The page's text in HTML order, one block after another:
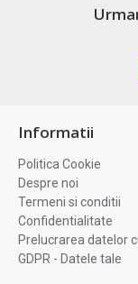
Informatii
Politica Cookie
Despre noi
Termeni si conditii
Confidentialitate
Prelucrarea datelor
GDPR - Datele tale